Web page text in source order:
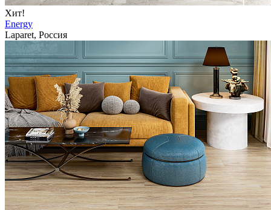
Хит!
Energy
Laparet, Россия